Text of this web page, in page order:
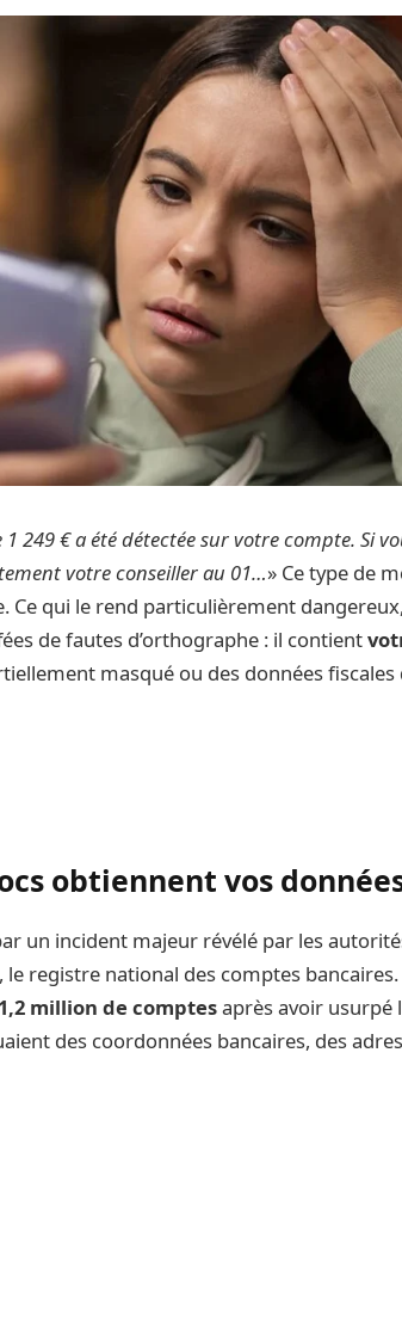
249 € a été détectée sur votre compte. Si
votre conseiller au 01…» Ce type de
Ce qui le rend particulièrement
de fautes d’orthographe : il contient
masqué ou des données fiscales
obtiennent vos
un incident majeur révélé par les
, le registre national des comptes
million de comptesaprès avoir usurpé
des coordonnées bancaires, des